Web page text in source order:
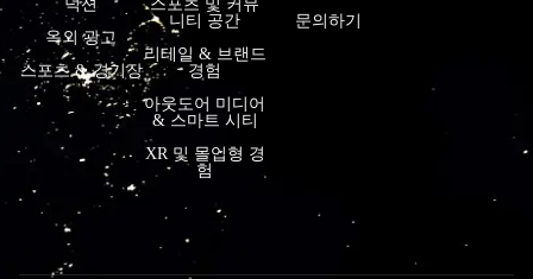
덕션
옥외 광고
스포츠 & 경기장
스포츠 및 커뮤
니티 공간
리테일 & 브랜드
경험
아웃도어 미디어
& 스마트 시티
XR 및 몰입형 경
험
문의하기